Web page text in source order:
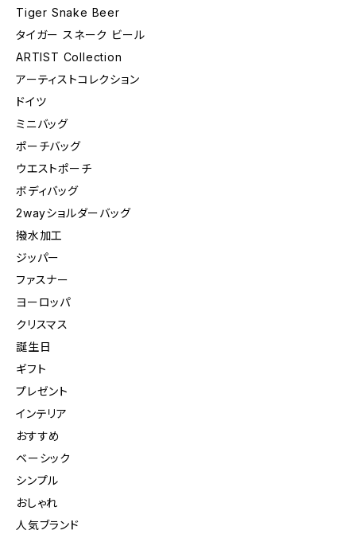
Tiger Snake Beer
タイガー スネーク ビール
ARTIST Collection
アーティストコレクション
ドイツ
ミニバッグ
ポーチバッグ
ウエストポーチ
ボディバッグ
2wayショルダーバッグ
撥水加工
ジッパー
ファスナー
ヨーロッパ
クリスマス
誕生日
ギフト
プレゼント
インテリア
おすすめ
ベーシック
シンプル
おしゃれ
人気ブランド